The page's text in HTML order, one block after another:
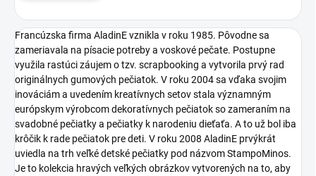
Francúzska firma AladinE vznikla v roku 1985. Pôvodne sa
zameriavala na písacie potreby a voskové pečate. Postupne
využila rastúci záujem o tzv. scrapbooking a vytvorila prvý rad
originálnych gumových pečiatok. V roku 2004 sa vďaka svojim
inováciám a uvedením kreatívnych setov stala významným
európskym výrobcom dekoratívnych pečiatok so zameraním na
svadobné pečiatky a pečiatky k narodeniu dieťaťa. A to už bol iba
krôčik k rade pečiatok pre deti. V roku 2008 AladinE prvýkrát
uviedla na trh veľké detské pečiatky pod názvom StampoMinos.
Je to kolekcia hravých veľkých obrázkov vytvorených na to, aby